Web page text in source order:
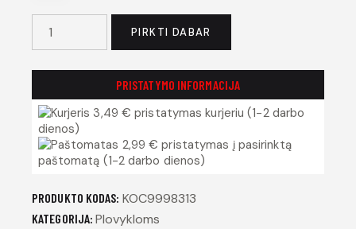
PIRKTI DABAR
PRISTATYMO INFORMACIJA
3,49 € pristatymas kurjeriu (1-2 darbo
dienos)
2,99 € pristatymas į pasirinktą
paštomatą (1-2 darbo dienos)
PRODUKTO KODAS: KOC9998313
KATEGORIJA:Plovykloms